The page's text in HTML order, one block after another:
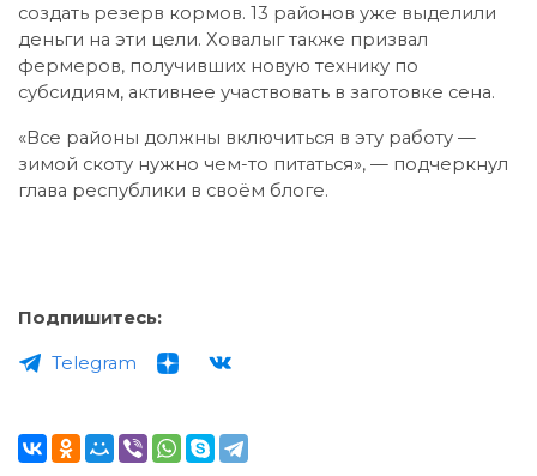
создать резерв кормов. 13 районов уже выделили
деньги на эти цели. Ховалыг также призвал
фермеров, получивших новую технику по
субсидиям, активнее участвовать в заготовке сена.
«Все районы должны включиться в эту работу —
зимой скоту нужно чем-то питаться», — подчеркнул
глава республики в своём блоге.
Подпишитесь:
Telegram